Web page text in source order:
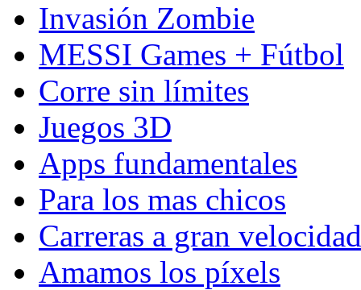
Invasión Zombie
MESSI Games + Fútbol
Corre sin límites
Juegos 3D
Apps fundamentales
Para los mas chicos
Carreras a gran velocidad
Amamos los píxels